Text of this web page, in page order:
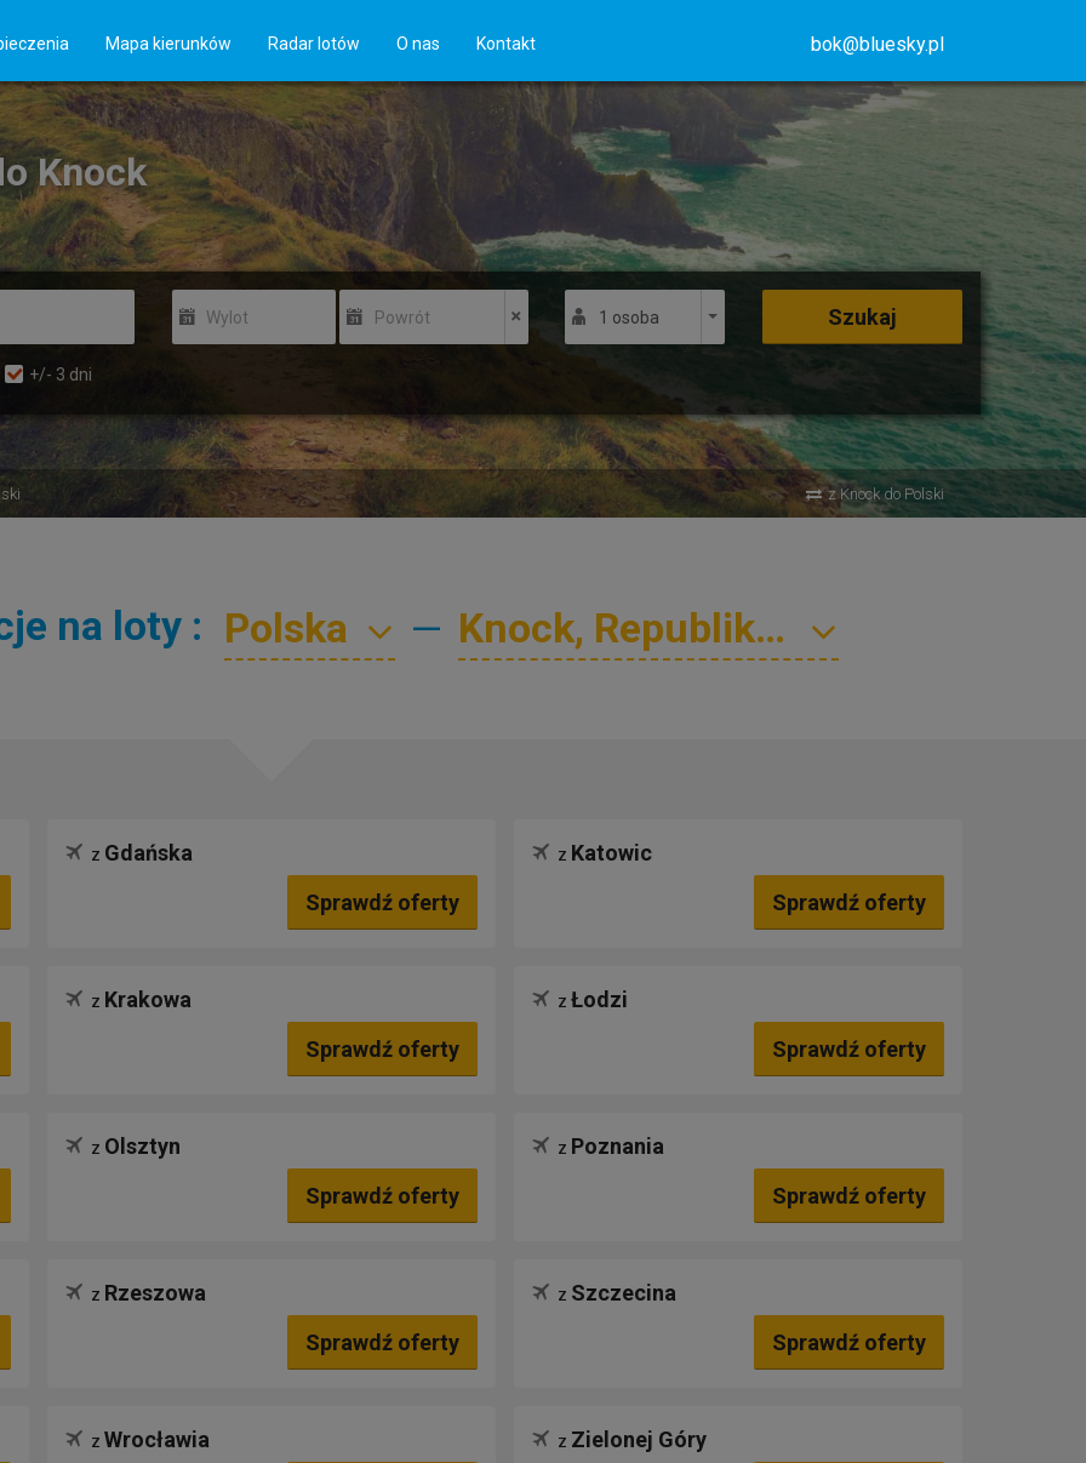
Mapa kierunków Radar lotów O nas Kontakt bok@bluesky.pl
Knock
Wylot Powrót 1 osoba
+/- 3 dni
Szukaj
z Knock do Polski
na loty : —
z Gdańska
Sprawdź oferty
z Katowic
Sprawdź oferty
z Krakowa
Sprawdź oferty
z Łodzi
Sprawdź oferty
z Olsztyn
Sprawdź oferty
z Poznania
Sprawdź oferty
z Rzeszowa
Sprawdź oferty
z Szczecina
Sprawdź oferty
z Wrocławia
z Zielonej Góry